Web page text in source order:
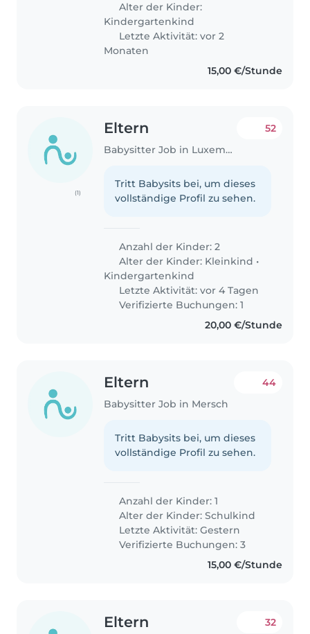
Alter der Kinder:
Kindergartenkind
Letzte Aktivität: vor 2
Monaten
15,00 €/Stunde
(1)
Eltern
Babysitter Job in Luxemburg
52
Tritt Babysits bei, um dieses
vollständige Profil zu sehen.
Anzahl der Kinder: 2
Alter der Kinder: Kleinkind •
Kindergartenkind
Letzte Aktivität: vor 4 Tagen
Verifizierte Buchungen: 1
20,00 €/Stunde
Eltern
Babysitter Job in Mersch
44
Tritt Babysits bei, um dieses
vollständige Profil zu sehen.
Anzahl der Kinder: 1
Alter der Kinder:Schulkind
Letzte Aktivität: Gestern
Verifizierte Buchungen: 3
15,00 €/Stunde
Eltern 32